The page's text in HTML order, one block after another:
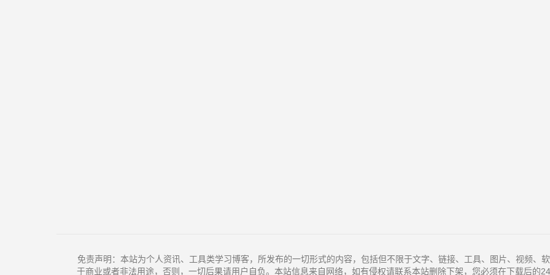
免责声明：本站为个人资讯、工具类学习博客，所发布的一切形式的内容，包括但不限于文字、链接、工具、图片、视频、
于商业或者非法用途，否则，一切后果请用户自负。本站信息来自网络，如有侵权请联系本站删除下架，您必须在下载后的